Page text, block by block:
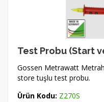
Test Probu (Start
Gossen Metrawatt
store tuşlu test probu.
Ürün Kodu: Z270S